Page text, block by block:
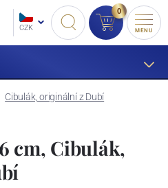
CZK
0
MENU
Cibulák, originální z Dubí
cm, Cibulák,